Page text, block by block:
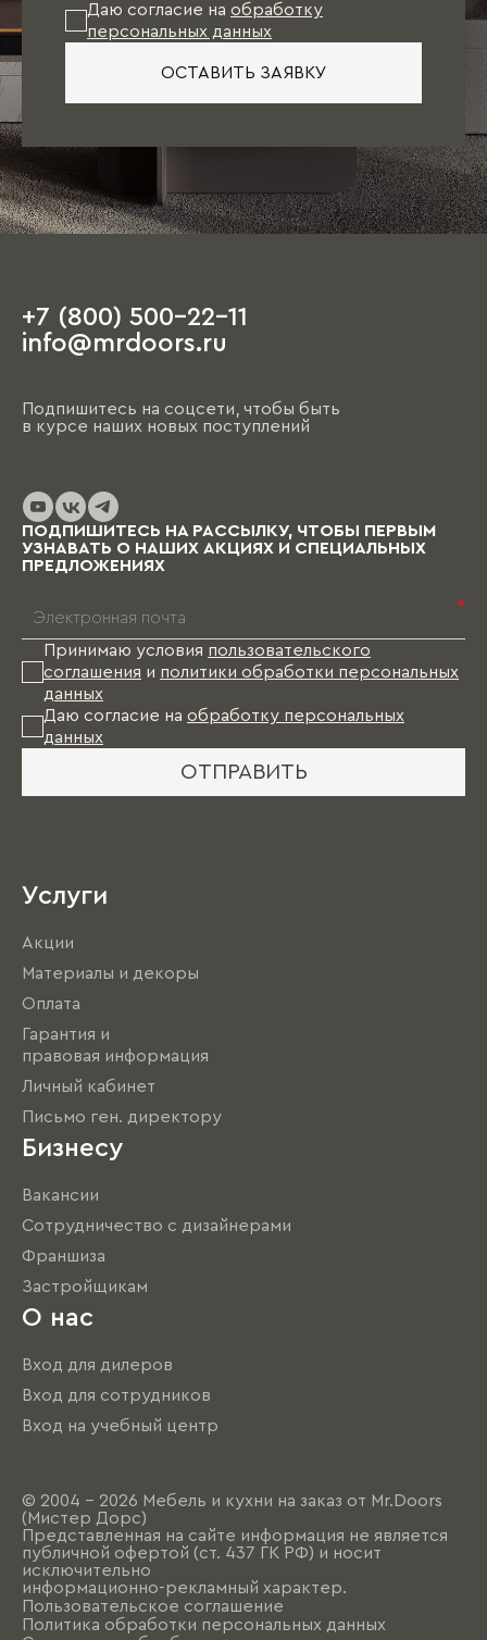
Даю согласие на обработку
персональных данных
ОСТАВИТЬ ЗАЯВКУ
+7 (800) 500-22-11
info@mrdoors.ru
Подпишитесь на соцсети, чтобы быть
в курсе наших новых поступлений
ПОДПИШИТЕСЬ НА РАССЫЛКУ, ЧТОБЫ ПЕРВЫМ
УЗНАВАТЬ О НАШИХ АКЦИЯХ И СПЕЦИАЛЬНЫХ
ПРЕДЛОЖЕНИЯХ
*
Принимаю условия пользовательского
соглашения и политики обработки персональных
данных
Даю согласие на обработку персональных
данных
ОТПРАВИТЬ
Услуги
Акции
Материалы и декоры
Оплата
Гарантия и
правовая информация
Личный кабинет
Письмо ген. директору
Бизнесу
Вакансии
Сотрудничество с дизайнерами
Франшиза
Застройщикам
О нас
Вход для дилеров
Вход для сотрудников
Вход на учебный центр
© 2004 - 2026 Мебель и кухни на заказ от Mr.Doors
(Мистер Дорс)
Представленная на сайте информация не является
публичной офертой (ст. 437 ГК РФ) и носит
исключительно
информационно-рекламный характер.
Пользовательское соглашение
Политика обработки персональных данных